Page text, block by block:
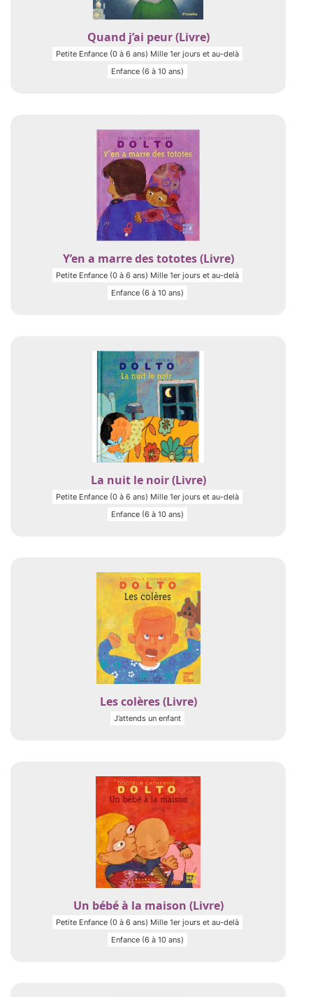
Quand j’ai peur (Livre)
Petite Enfance (0 à 6 ans) Mille 1er jours et au-delà
Enfance (6 à 10 ans)
Y’en a marre des tototes (Livre)
Petite Enfance (0 à 6 ans) Mille 1er jours et au-delà
Enfance (6 à 10 ans)
La nuit le noir (Livre)
Petite Enfance (0 à 6 ans) Mille 1er jours et au-delà
Enfance (6 à 10 ans)
Les colères (Livre)
J’attends un enfant
Un bébé à la maison (Livre)
Petite Enfance (0 à 6 ans) Mille 1er jours et au-delà
Enfance (6 à 10 ans)